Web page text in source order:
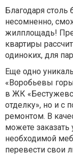
Благодаря
несомненно,
жилплощадь!
квартиры
одиноких, для
Еще одно
«Воробьевы
в ЖК
отделку», но и с
ремонтом. В
можете
необходимой
перевести свои